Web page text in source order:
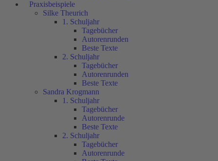
Praxisbeispiele
Silke Theurich
1. Schuljahr
Tagebücher
Autorenrunden
Beste Texte
2. Schuljahr
Tagebücher
Autorenrunden
Beste Texte
Sandra Krogmann
1. Schuljahr
Tagebücher
Autorenrunde
Beste Texte
2. Schuljahr
Tagebücher
Autorenrunde